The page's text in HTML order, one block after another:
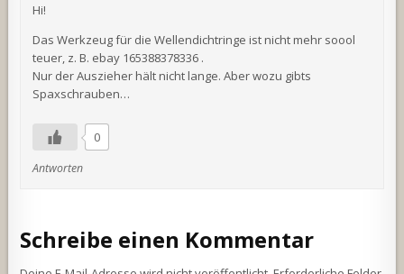
Hi!
Das Werkzeug für die Wellendichtringe ist nicht mehr soool
teuer, z. B. ebay 165388378336 .
Nur der Auszieher hält nicht lange. Aber wozu gibts
Spaxschrauben…
0
Antworten
Schreibe einen Kommentar